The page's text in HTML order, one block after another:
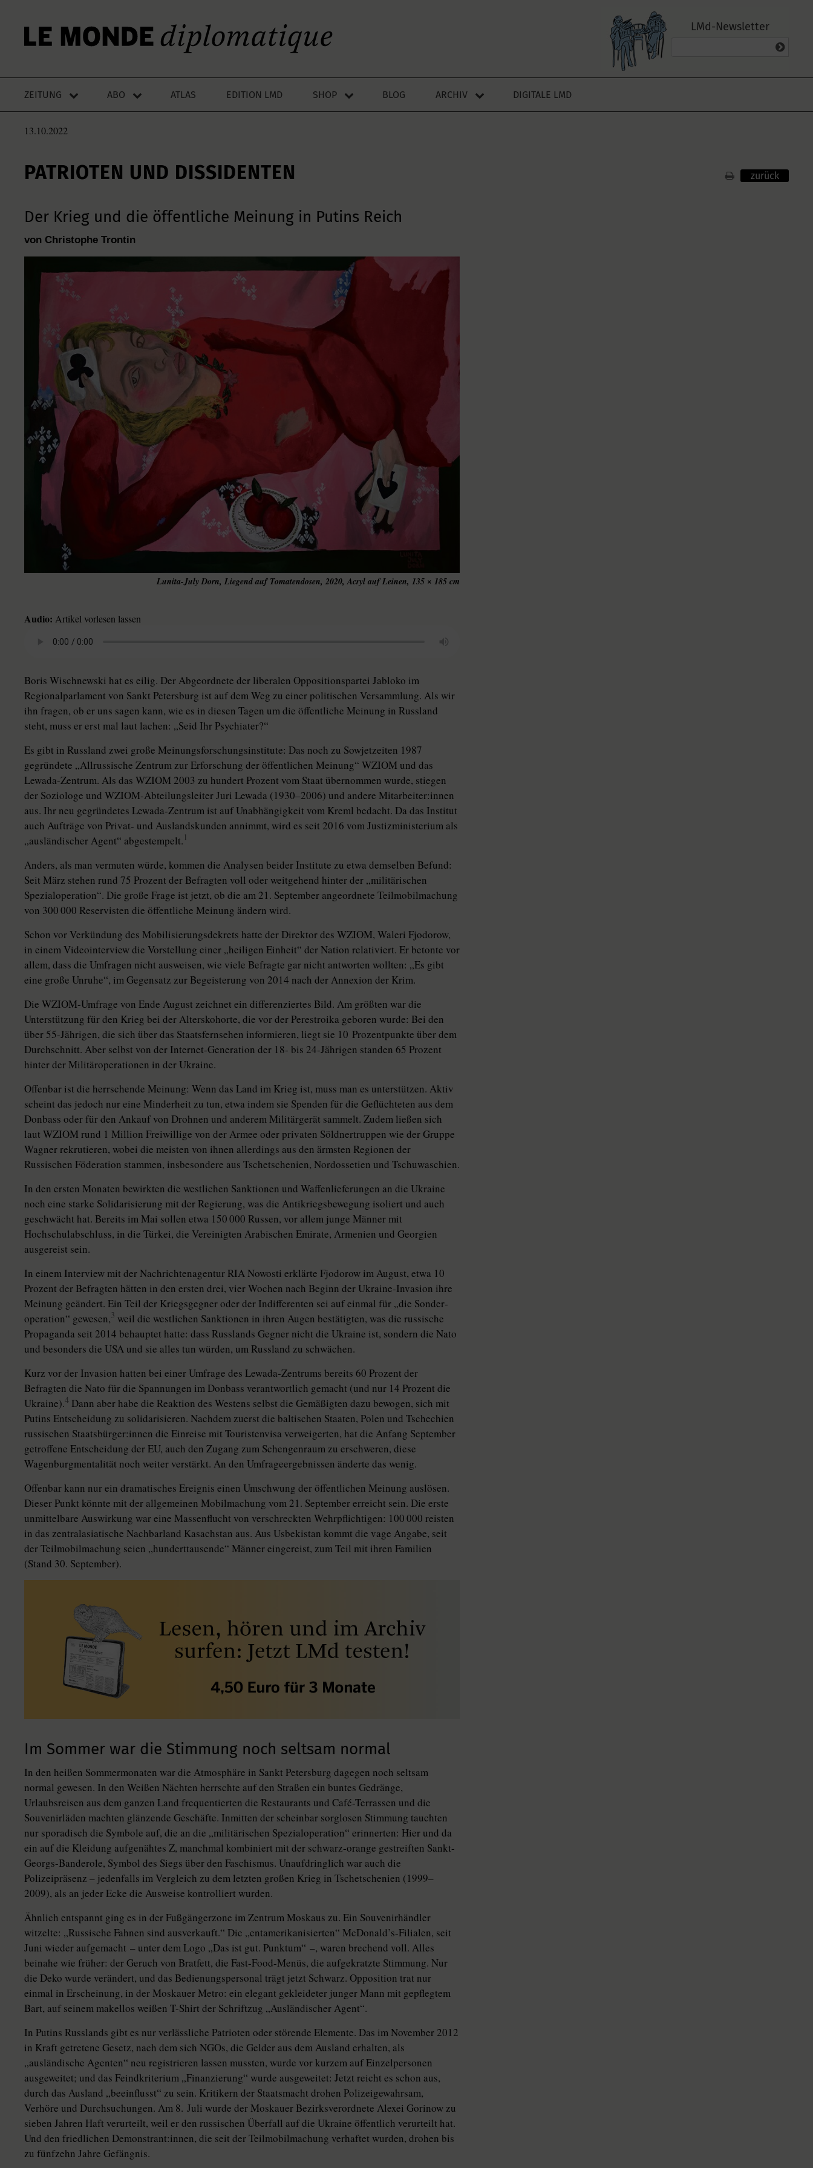
LMd-Newsletter
ZEITUNG ABO ATLAS EDITION LMD SHOP BLOG ARCHIV DIGITALE LMD
13.10.2022
PATRIOTEN UND DISSIDENTEN zurück
Der Krieg und die öffentliche Meinung in Putins Reich
von Christophe Trontin
Lunita-July Dorn, Liegend auf Tomatendosen, 2020, Acryl auf Leinen, 135 × 185 cm
Audio: Artikel vorlesen lassen
Boris Wischnewski hat es eilig. Der Abgeordnete der liberalen Oppositionspartei Jablo­ko im
Regionalparlament von Sankt Petersburg ist auf dem Weg zu einer politischen Versammlung. Als wir
ihn fragen, ob er uns sagen kann, wie es in diesen Tagen um die öffentliche Meinung in Russland
steht, muss er erst mal laut lachen: „Seid Ihr Psychiater?“
Es gibt in Russland zwei große Meinungsforschungsinstitute: Das noch zu Sowjetzeiten 1987
gegründete „Allrussische Zentrum zur Erforschung der öffentlichen Meinung“ WZIOM und das
Lewada-Zentrum. Als das WZIOM 2003 zu hundert Prozent vom Staat übernommen wurde, stiegen
der Soziologe und WZIOM-Abteilungsleiter Juri Lewada (1930–2006) und andere Mit­ar­bei­te­r:in­nen
aus. Ihr neu gegründetes Lewada-Zentrum ist auf Unabhängigkeit vom Kreml bedacht. Da das Institut
auch Aufträge von Privat- und Auslandskunden annimmt, wird es seit 2016 vom Justizministerium als
„ausländischer Agent“ abgestempelt. 1
Anders, als man vermuten würde, kommen die Analysen beider Institute zu etwa demselben Befund:
Seit März stehen rund 75 Prozent der Befragten voll oder weitgehend hinter der „militärischen
Spezialoperation“. Die große Frage ist jetzt, ob die am 21. September angeordnete Teilmobilmachung
von 300 000 Reservisten die öffentliche Meinung ändern wird.
Schon vor Verkündung des Mobilisierungsdekrets hatte der Direktor des WZIOM, Waleri Fjodorow,
in einem Video­interview die Vorstellung einer „heiligen Einheit“ der Nation relativiert. Er betonte vor
allem, dass die Umfragen nicht ausweisen, wie viele Befragte gar nicht antworten wollten: „Es gibt
eine große Unruhe“, im Gegensatz zur Begeisterung von 2014 nach der Annexion der Krim.
Die WZIOM-Umfrage von Ende August zeichnet ein differenziertes Bild. Am größten war die
Unterstützung für den Krieg bei der Alterskohorte, die vor der Perestroika geboren wurde: Bei den
über 55-Jährigen, die sich über das Staatsfernsehen informieren, liegt sie 10 Prozentpunkte über dem
Durchschnitt. Aber selbst von der Internet-Generation der 18- bis 24-Jährigen standen 65 Prozent
hinter der Militäroperationen in der Ukraine.
Offenbar ist die herrschende Meinung: Wenn das Land im Krieg ist, muss man es unterstützen. Aktiv
scheint das jedoch nur eine Minderheit zu tun, etwa indem sie Spenden für die Geflüchteten aus dem
Donbass oder für den Ankauf von Drohnen und anderem Militärgerät sammelt. Zudem ließen sich
laut WZIOM rund 1 Mil­lion Freiwillige von der Armee oder privaten Söldnertruppen wie der Gruppe
Wagner rekrutieren, wobei die meisten von ihnen allerdings aus den ärmsten Re­gio­nen der
Russischen Föderation stammen, insbesondere aus Tschetsche­nien, Nordossetien und Tschu­wa­schien.
In den ersten Monaten bewirkten die westlichen Sanktionen und Waffenlieferungen an die Ukraine
noch eine starke Solidarisierung mit der Regierung, was die Antikriegsbewegung isoliert und auch
geschwächt hat. Bereits im Mai sollen etwa 150 000 Russen, vor allem junge Männer mit
Hochschulabschluss, in die Türkei, die Vereinigten Arabischen Emirate, Armenien und Georgien
ausgereist sein.
In einem Interview mit der Nachrichtenagentur RIA Nowosti erklärte Fjodorow im August, etwa 10
Prozent der Befragten hätten in den ersten drei, vier Wochen nach Beginn der Ukraine-Invasion ihre
Meinung geändert. Ein Teil der Kriegsgegner oder der Indifferenten sei auf einmal für „die Sonder­
ope­ration“ gewesen,3 weil die westlichen Sanktionen in ihren Augen bestätigten, was die russische
Propaganda seit 2014 behauptet hatte: dass Russlands Gegner nicht die Ukraine ist, sondern die Nato
und besonders die USA und sie alles tun würden, um Russland zu schwächen.
Kurz vor der Invasion hatten bei einer Umfrage des Lewada-Zentrums bereits 60 Prozent der
Befragten die Nato für die Spannungen im Donbass verantwortlich gemacht (und nur 14 Prozent die
Ukraine).4 Dann aber habe die Reaktion des Westens selbst die Gemäßigten dazu bewogen, sich mit
Putins Entscheidung zu solidarisieren. Nachdem zuerst die baltischen Staaten, Polen und Tschechien
russischen Staats­bür­ge­r:in­nen die Einreise mit Touristenvisa verweigerten, hat die Anfang September
getroffene Entscheidung der EU, auch den Zugang zum Schengenraum zu erschweren, diese
Wagenburgmentalität noch weiter verstärkt. An den Umfrageergebnissen änderte das wenig.
Offenbar kann nur ein dramatisches Ereignis einen Umschwung der öffentlichen Meinung auslösen.
Dieser Punkt könnte mit der allgemeinen Mobilmachung vom 21. September erreicht sein. Die erste
unmittelbare Auswirkung war eine Massenflucht von verschreckten Wehrpflichtigen: 100 000 reisten
in das zentralasiatische Nachbarland Kasachstan aus. Aus Usbekistan kommt die vage Angabe, seit
der Teilmobilmachung seien „hunderttausende“ Männer eingereist, zum Teil mit ihren Familien
(Stand 30. September).
Im Sommer war die Stimmung noch seltsam normal
In den heißen Sommermonaten war die Atmosphäre in Sankt Petersburg dagegen noch seltsam
normal gewesen. In den Weißen Nächten herrschte auf den Straßen ein buntes Gedränge,
Urlaubsreisen aus dem ganzen Land frequentierten die Restaurants und Café-Terrassen und die
Souvenirläden machten glänzende Geschäfte. Inmitten der scheinbar sorglosen Stimmung tauchten
nur sporadisch die Symbole auf, die an die „militärischen Spezialoperation“ erinnerten: Hier und da
ein auf die Kleidung aufgenähtes Z, manchmal kombiniert mit der schwarz-orange gestreiften Sankt-
Georgs-Banderole, Symbol des Siegs über den Faschismus. Unaufdringlich war auch die
Polizeipräsenz – jedenfalls im Vergleich zu dem letzten großen Krieg in Tschetschenien (1999–
2009), als an jeder Ecke die Ausweise kontrolliert wurden.
Ähnlich entspannt ging es in der Fußgängerzone im Zentrum Moskaus zu. Ein Souvenirhändler
witzelte: „Russische Fahnen sind ausverkauft.“ Die „entamerikanisierten“ Mc­Do­nald’s-­Fi­lia­len, seit
Juni wieder aufgemacht – unter dem Logo „Das ist gut. Punktum“ –, waren brechend voll. Alles
beinahe wie früher: der Geruch von Bratfett, die Fast-Food-Menüs, die aufgekratzte Stimmung. Nur
die Deko wurde verändert, und das Bedienungspersonal trägt jetzt Schwarz. Opposition trat nur
einmal in Erscheinung, in der Moskauer Metro: ein elegant gekleideter junger Mann mit gepflegtem
Bart, auf seinem makellos weißen T-Shirt der Schriftzug „Ausländischer Agent“.
In Putins Russlands gibt es nur verlässliche Patrioten oder störende Elemente. Das im November 2012
in Kraft getretene Gesetz, nach dem sich NGOs, die Gelder aus dem Ausland erhalten, als
„ausländische Agenten“ neu registrieren lassen mussten, wurde vor kurzem auf Einzelpersonen
ausgeweitet; und das Feindkriterium „Finanzierung“ wurde ausgeweitet: Jetzt reicht es schon aus,
durch das Ausland „beeinflusst“ zu sein. Kritikern der Staatsmacht drohen Polizeigewahrsam,
Verhöre und Durchsuchungen. Am 8. Juli wurde der Moskauer Bezirksverordnete Alexei Gorinow zu
sieben Jahren Haft verurteilt, weil er den russischen Überfall auf die Ukraine öffentlich verurteilt hat.
Und den friedlichen De­mons­tran­t:in­nen, die seit der Teilmobilmachung verhaftet wurden, drohen bis
zu fünfzehn Jahre Gefängnis.